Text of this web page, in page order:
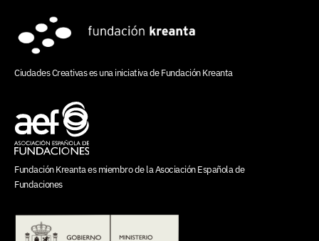
Ciudades Creativas es una iniciativa deFundación Kreanta
Fundación Kreanta es miembro de laAsociación Española de
Fundaciones